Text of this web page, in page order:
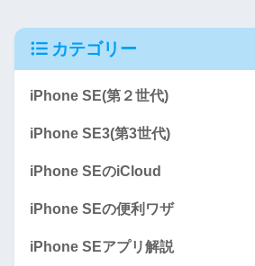
カテゴリー
iPhone SE(第２世代)
iPhone SE3(第3世代)
iPhone SEのiCloud
iPhone SEの便利ワザ
iPhone SEアプリ解説